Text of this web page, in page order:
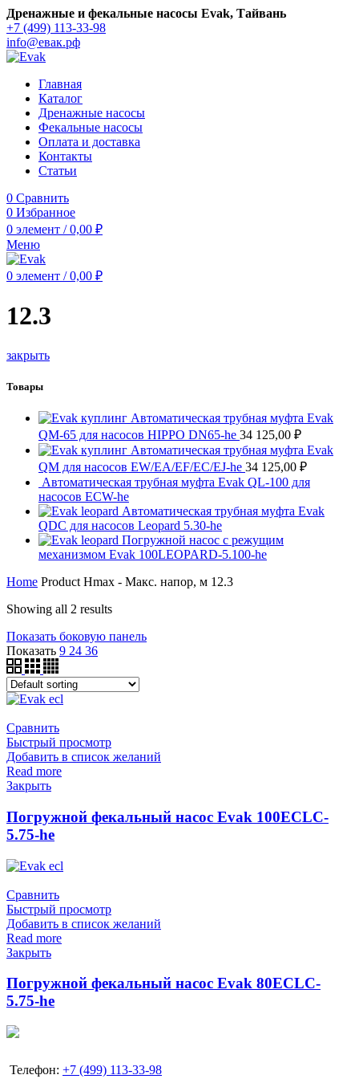
Дренажные и фекальные насосы Evak, Тайвань
+7 (499) 113-33-98
info@евак.рф
Главная
Каталог
Дренажные насосы
Фекальные насосы
Оплата и доставка
Контакты
Статьи
0 Сравнить
0 Избранное
0 элемент / 0,00 ₽
Меню
0 элемент / 0,00 ₽
12.3
закрыть
Товары
Автоматическая трубная муфта Evak
QM-65 для насосов HIPPO DN65-he 34 125,00 ₽
Автоматическая трубная муфта Evak
QM для насосов EW/EA/EF/EC/EJ-he 34 125,00 ₽
Автоматическая трубная муфта Evak QL-100 для
насосов ECW-he
Автоматическая трубная муфта Evak
QDC для насосов Leopard 5.30-he
Погружной насос с режущим
механизмом Evak 100LEOPARD-5.100-he
Home Product Hmax - Макс. напор, м 12.3
Showing all 2 results
Показать боковую панель
Показать 9 24 36
Сравнить
Быстрый просмотр
Добавить в список желаний
Read more
Закрыть
Погружной фекальный насос Evak 100ECLC-
5.75-he
Сравнить
Быстрый просмотр
Добавить в список желаний
Read more
Закрыть
Погружной фекальный насос Evak 80ECLC-
5.75-he
Телефон: +7 (499) 113-33-98